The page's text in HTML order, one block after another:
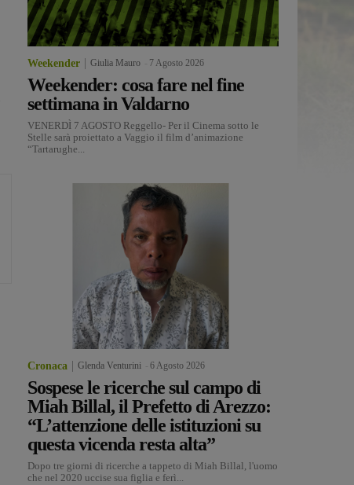
Weekender Giulia Mauro 7 Agosto 2026
Weekender: cosa fare nel fine
settimana in Valdarno
VENERDÌ 7 AGOSTO Reggello- Per il Cinema sotto le
Stelle sarà proiettato a Vaggio il film d’animazione
“Tartarughe...
Cronaca Glenda Venturini 6 Agosto 2026
Sospese le ricerche sul campo di
Miah Billal, il Prefetto di Arezzo:
“L’attenzione delle istituzioni su
questa vicenda resta alta”
Dopo tre giorni di ricerche a tappeto di Miah Billal, l'uomo
che nel 2020 uccise sua figlia e ferì...